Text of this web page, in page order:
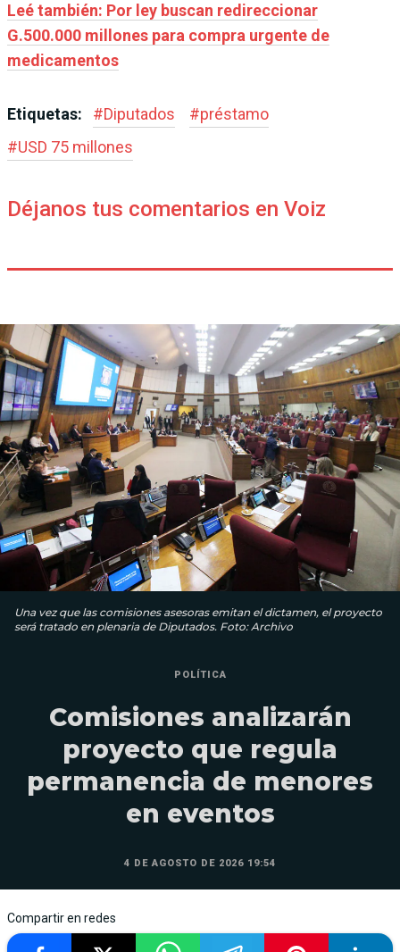
Leé también: Por ley buscan redireccionar
G.500.000 millones para compra urgente de
medicamentos
Etiquetas: #Diputados #préstamo
#USD 75 millones
Déjanos tus comentarios en Voiz
Una vez que las comisiones asesoras emitan el dictamen, el proyecto
será tratado en plenaria de Diputados. Foto: Archivo
POLÍTICA
Comisiones analizarán
proyecto que regula
permanencia de menores
en eventos
4 DE AGOSTO DE 2026 19:54
Compartir en redes